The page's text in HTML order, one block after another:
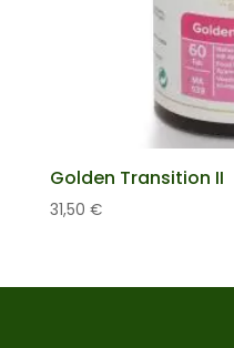
Golden Transition II
31,50 €